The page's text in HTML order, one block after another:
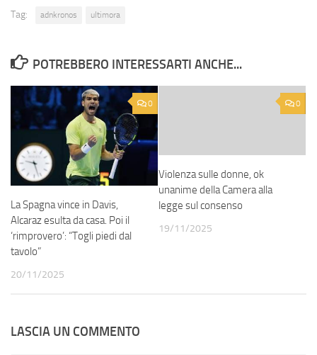
Tag: adnkronos ultimora
POTREBBERO INTERESSARTI ANCHE...
0
La Spagna vince in Davis,
Alcaraz esulta da casa. Poi il
‘rimprovero’: “Togli piedi dal
tavolo”
20/11/2025
0
Violenza sulle donne, ok
unanime della Camera alla
legge sul consenso
19/11/2025
LASCIA UN COMMENTO